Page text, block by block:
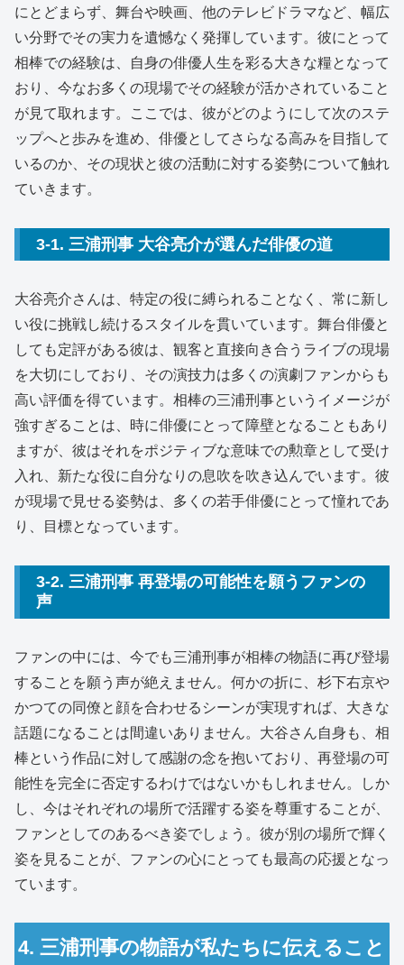
にとどまらず、舞台や映画、他のテレビドラマなど、幅広
い分野でその実力を遺憾なく発揮しています。彼にとって
相棒での経験は、自身の俳優人生を彩る大きな糧となって
おり、今なお多くの現場でその経験が活かされていること
が見て取れます。ここでは、彼がどのようにして次のステ
ップへと歩みを進め、俳優としてさらなる高みを目指して
いるのか、その現状と彼の活動に対する姿勢について触れ
ていきます。
3-1. 三浦刑事 大谷亮介が選んだ俳優の道
大谷亮介さんは、特定の役に縛られることなく、常に新し
い役に挑戦し続けるスタイルを貫いています。舞台俳優と
しても定評がある彼は、観客と直接向き合うライブの現場
を大切にしており、その演技力は多くの演劇ファンからも
高い評価を得ています。相棒の三浦刑事というイメージが
強すぎることは、時に俳優にとって障壁となることもあり
ますが、彼はそれをポジティブな意味での勲章として受け
入れ、新たな役に自分なりの息吹を吹き込んでいます。彼
が現場で見せる姿勢は、多くの若手俳優にとって憧れであ
り、目標となっています。
3-2. 三浦刑事 再登場の可能性を願うファンの
声
ファンの中には、今でも三浦刑事が相棒の物語に再び登場
することを願う声が絶えません。何かの折に、杉下右京や
かつての同僚と顔を合わせるシーンが実現すれば、大きな
話題になることは間違いありません。大谷さん自身も、相
棒という作品に対して感謝の念を抱いており、再登場の可
能性を完全に否定するわけではないかもしれません。しか
し、今はそれぞれの場所で活躍する姿を尊重することが、
ファンとしてのあるべき姿でしょう。彼が別の場所で輝く
姿を見ることが、ファンの心にとっても最高の応援となっ
ています。
4. 三浦刑事の物語が私たちに伝えること